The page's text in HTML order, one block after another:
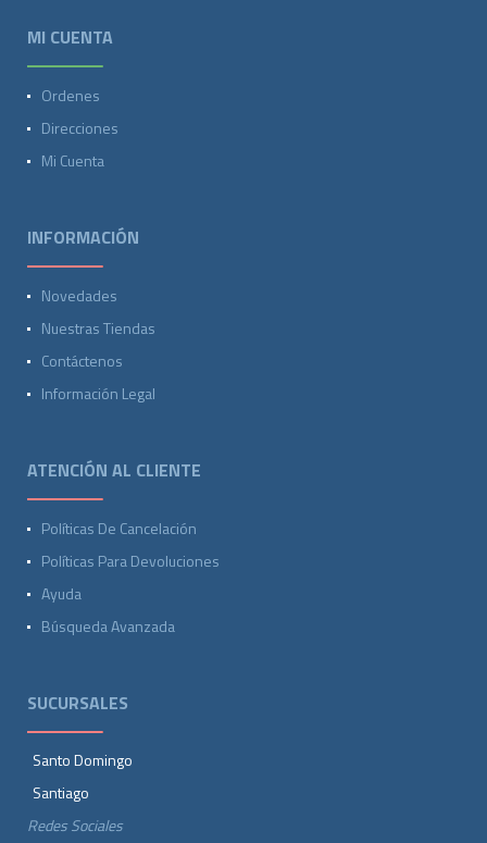
MI CUENTA
Ordenes
Direcciones
Mi Cuenta
INFORMACIÓN
Novedades
Nuestras Tiendas
Contáctenos
Información Legal
ATENCIÓN AL CLIENTE
Políticas De Cancelación
Políticas Para Devoluciones
Ayuda
Búsqueda Avanzada
SUCURSALES
Santo Domingo
Santiago
Redes Sociales